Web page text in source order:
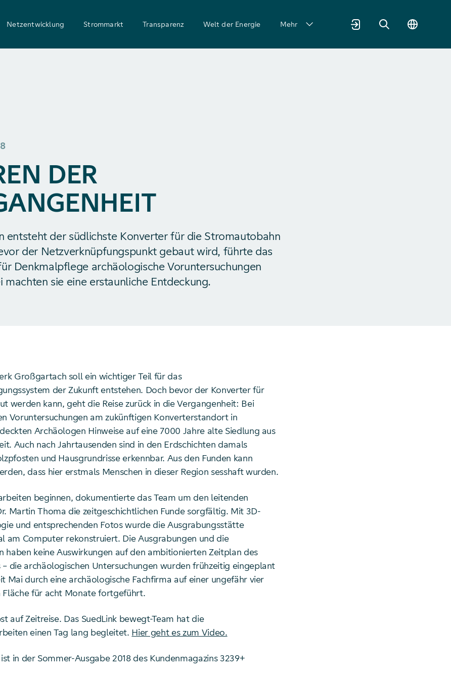
Netzentwicklung Strommarkt Transparenz Welt der Energie Mehr
DER
entsteht der südlichste Konverter für die Stromautobahn
der Netzverknüpfungspunkt gebaut wird, führte das
Denkmalpflege archäologische Voruntersuchungen
machten sie eine erstaunliche Entdeckung.
Großgartach soll ein wichtiger Teil für das
der Zukunft entstehen. Doch bevor der Konverter für
werden kann, geht die Reise zurück in die Vergangenheit: Bei
Voruntersuchungen am zukünftigen Konverterstandort in
Archäologen Hinweise auf eine 7000 Jahre alte Siedlung aus
Auch nach Jahrtausenden sind in den Erdschichten damals
und Hausgrundrisse erkennbar. Aus den Funden kann
dass hier erstmals Menschen in dieser Region sesshaft wurden.
beginnen, dokumentierte das Team um den leitenden
Martin Thoma die zeitgeschichtlichen Funde sorgfältig. Mit 3D-
und entsprechenden Fotos wurde die Ausgrabungsstätte
am Computer rekonstruiert. Die Ausgrabungen und die
haben keine Auswirkungen auf den ambitionierten Zeitplan des
die archäologischen Untersuchungen wurden frühzeitig eingeplant
Mai durch eine archäologische Fachfirma auf einer ungefähr vier
für acht Monate fortgeführt.
auf Zeitreise. Das SuedLink bewegt-Team hat die
einen Tag lang begleitet. Hier geht es zum Video.
in der Sommer-Ausgabe 2018 des Kundenmagazins 3239+